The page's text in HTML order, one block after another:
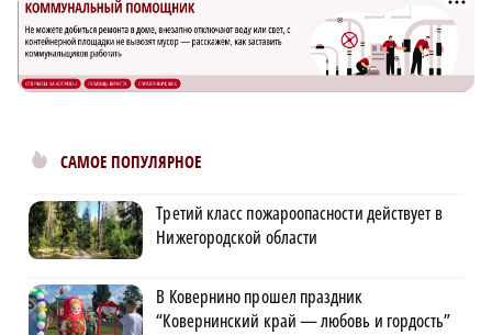
САМОЕ ПОПУЛЯРНОЕ
Третий класс пожароопасности действует в
Нижегородской области
В Ковернино прошел праздник
“Ковернинский край — любовь и гордость”